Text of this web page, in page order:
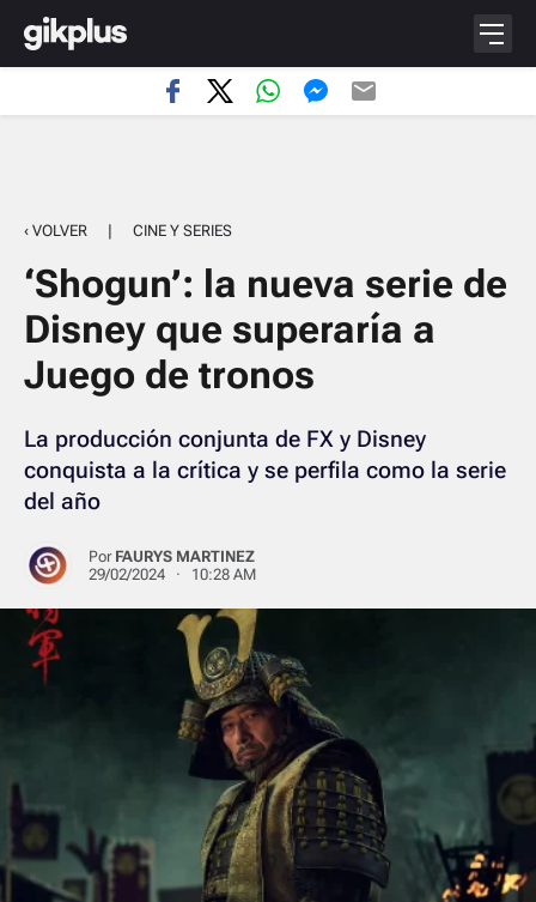
‹ VOLVER | CINE Y SERIES
‘Shogun’: la nueva serie de
Disney que superaría a
Juego de tronos
La producción conjunta de FX y Disney
conquista a la crítica y se perfila como la serie
del año
Por FAURYS MARTINEZ
29/02/2024 · 10:28 AM